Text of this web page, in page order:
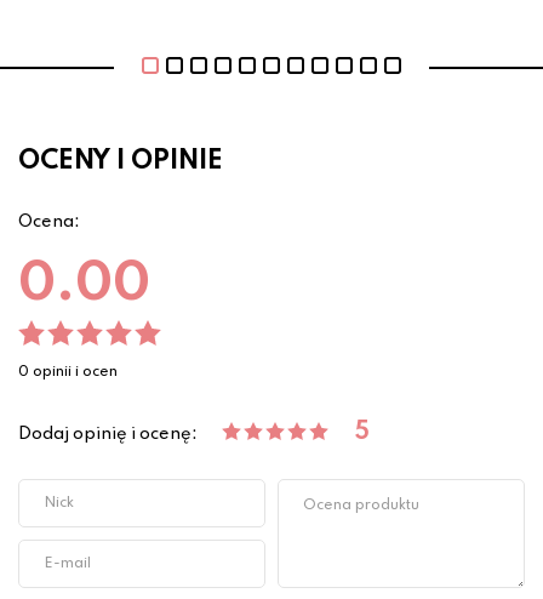
OCENY I OPINIE
Ocena:
0.00
0 opinii i ocen
Dodaj opinię i ocenę: 5